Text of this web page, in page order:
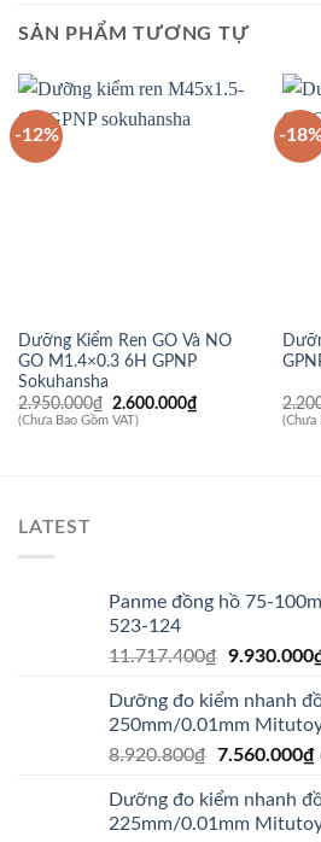
SẢN PHẨM TƯƠNG TỰ
-12%
Dưỡng Kiểm Ren GO Và NO
GO M1.4×0.3 6H GPNP
Sokuhansha
2.950.000₫ Giá
gốc
2.600.000₫Giá
hiện
(Chưa Bao Gồm VAT)
-
(Chưa
LATEST
Panme đồng hồ 75-
523-124
11.717.400₫ Giá
là:
9.930.000
Dưỡng đo kiểm nhanh
250mm/0.01mm
8.920.800₫ Giá
là:
8.920.800₫.
7.560.000₫
Dưỡng đo kiểm nhanh
225mm/0.01mm